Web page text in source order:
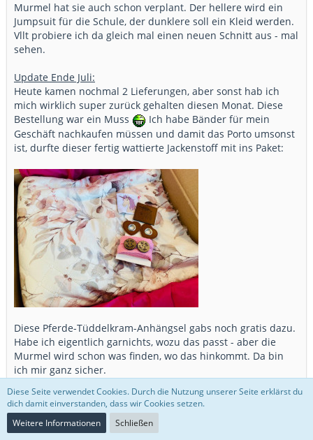
Murmel hat sie auch schon verplant. Der hellere wird ein
Jumpsuit für die Schule, der dunklere soll ein Kleid werden.
Vllt probiere ich da gleich mal einen neuen Schnitt aus - mal
sehen.
Update Ende Juli:
Heute kamen nochmal 2 Lieferungen, aber sonst hab ich
mich wirklich super zurück gehalten diesen Monat. Diese
Bestellung war ein Muss
Ich habe Bänder für mein
Geschäft nachkaufen müssen und damit das Porto umsonst
ist, durfte dieser fertig wattierte Jackenstoff mit ins Paket:
Diese Pferde-Tüddelkram-Anhängsel gabs noch gratis dazu.
Habe ich eigentlich garnichts, wozu das passt - aber die
Murmel wird schon was finden, wo das hinkommt. Da bin
ich mir ganz sicher.
Dann noch der zweite Dealer: die hatten eine Aktion mit
Überraschungspaket aus diesem süßen Erdbeer-Design.…
Diese Seite verwendet Cookies. Durch die Nutzung unserer Seite erklärst du
dich damit einverstanden, dass wir Cookies setzen.
Weitere Informationen
Schließen